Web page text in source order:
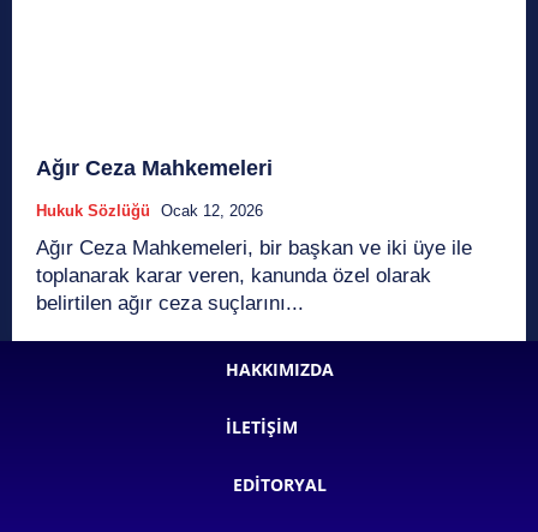
Ağır Ceza Mahkemeleri
Hukuk Sözlüğü Ocak 12, 2026
Ağır Ceza Mahkemeleri, bir başkan ve iki üye ile
toplanarak karar veren, kanunda özel olarak
belirtilen ağır ceza suçlarını...
HAKKIMIZDA
İLETIŞIM
EDITORYAL